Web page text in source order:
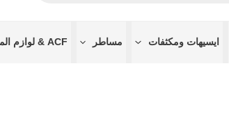
ايسيهات ومكثفات مساطر ACF & لوازم الماكينات